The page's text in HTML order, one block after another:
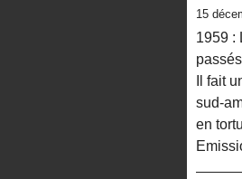
15
1959 :
Il fait
sud-
en